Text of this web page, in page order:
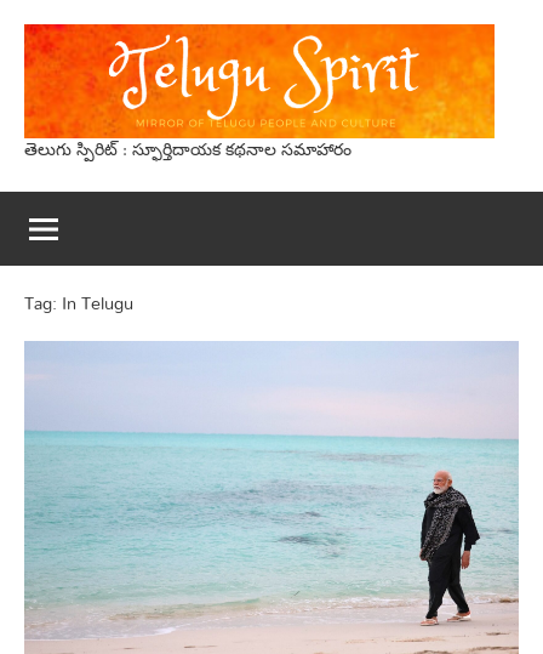
content
తెలుగు స్పిరిట్‌ : స్ఫూర్తిదాయక క‌థ‌నాల సమాహారం
Tag: In Telugu